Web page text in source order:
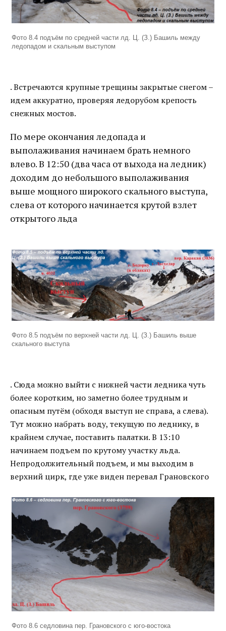
Фото 8.4 подъём по средней части лд. Ц. (З.) Башиль между
ледопадом и скальным выступом
. Встречаются крупные трещины закрытые снегом –
идем аккуратно, проверяя ледорубом крепость
снежных мостов.
По мере окончания ледопада и
выполаживания начинаем брать немного
влево. В 12:50 (два часа от выхода на ледник)
доходим до небольшого выполаживания
выше мощного широкого скального выступа,
слева от которого начинается крутой взлет
открытого льда
Фото 8.5 подъём по верхней части лд. Ц. (З.) Башиль выше
скального выступа
. Сюда можно выйти с нижней части ледника чуть
более коротким, но заметно более трудным и
опасным путём (обходя выступ не справа, а слева).
Тут можно набрать воду, текущую по леднику, в
крайнем случае, поставить палатки. В 13:10
начинаем подъем по крутому участку льда.
Непродолжительный подъем, и мы выходим в
верхний цирк, где уже виден перевал Грановского
Фото 8.6 седловина пер. Грановского с юго-востока